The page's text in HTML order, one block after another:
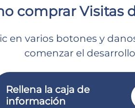
comprar Visitas
en varios botones y
comenzar el
Rellena la caja de
información